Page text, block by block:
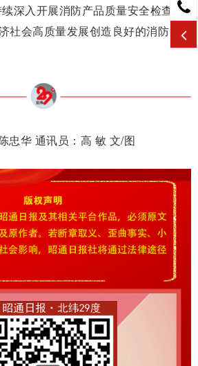
深入开展消防产品质量安全检查，
社会高质量发展创造良好的消防安
忠华 通讯员：高 敏 文/图